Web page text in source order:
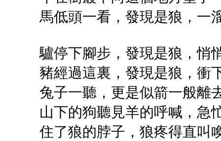
馬低頭一看，發現是狼，一
驢停下腳步，發現是狼，悄
豬經過這裏，發現是狼，衝
兔子一聽，更是似箭一般離
山下的狗聽見羊的呼喊，急
住了狼的脖子，狼疼得直叫